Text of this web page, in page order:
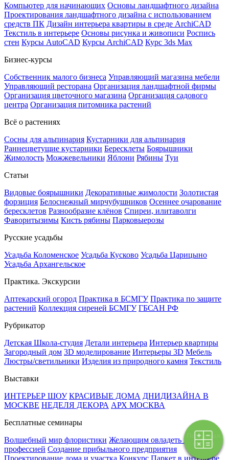
Поэтапная
оплата
Компьютер для начинающих Основы ландшафтного дизайна
Проектирования ландшафтного дизайна с использованием
средств ПК Дизайн интерьера квартиры в среде ArchiCAD
Текстиль в интерьере Основы рисунка и живописи Роспись
стен Курсы AutoCAD Курсы ArchiCAD Курс 3ds Max
Бизнес-курсы
Собственник малого бизнеса Управляющий магазина мебели
Управляющий ресторана Организация ландшафтной фирмы
Организация цветочного магазина Организация садового
центра Организация питомника растений
Всё о растениях
Сосны для альпинария Кустарники для альпинария
Раннецветущие кустарники Бересклеты Боярышники
Жимолость Можжевельники Яблони Рябины Туи
Статьи
Видовые боярышники Декоративные жимолости Золотистая
форзиция Белоснежный мирчубушников Осеннее очарование
бересклетов Разнообразие клёнов Спиреи, илитаволги
Фаворитызимы Кисть рябины Парковыерозы
Русские усадьбы
Усадьба Коломенское Усадьба Кусково Усадьба Царицыно
Усадьба Архангельское
Практика. Экскурсии
Аптекарский огород Практика в БСМГУ Практика по защите
растений Коллекция сиреней БСМГУ ГБСАН РФ
Рубрикатор
Детская Школа-студия Детали интерьера Интерьер квартиры
Загородный дом 3D моделирование Интерьеры 3D Мебель
Люстры/светильники Изделия из природного камня Текстиль
Выставки
ИНТЕРЬЕР ШОУ КРАСИВЫЕ ДОМА ДНИДИЗАЙНА В
МОСКВЕ НЕДЕЛЯ ДЕКОРА АРХ МОСКВА
Бесплатные семинары
Волшебный мир флористики Желающим овладеть новой
профессией Создание прибыльного предприятия
Проектирование дома и участка Конкурс Паркет в интерьере